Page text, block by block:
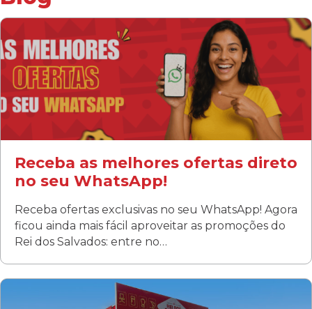
Fanny
Rua Albino Beatriz, 100 - Fanny, Curitiba –PR
Receba as melhores ofertas direto
no seu WhatsApp!
Receba ofertas exclusivas no seu WhatsApp! Agora
ficou ainda mais fácil aproveitar as promoções do
Rei dos Salvados: entre no…